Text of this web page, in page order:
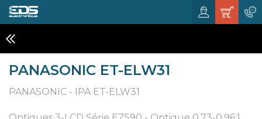
PANASONIC ET-ELW31
PANASONIC - IPA ET-ELW31